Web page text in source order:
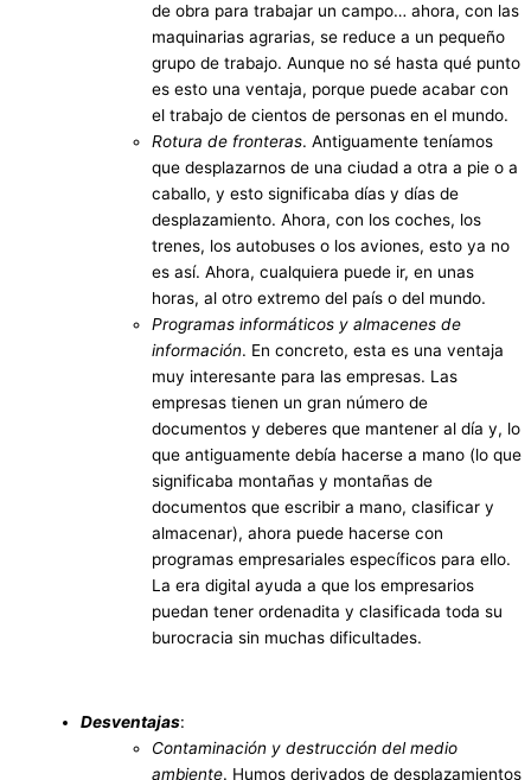
de obra para trabajar un campo… ahora, con las
maquinarias agrarias, se reduce a un pequeño
grupo de trabajo. Aunque no sé hasta qué punto
es esto una ventaja, porque puede acabar con
el trabajo de cientos de personas en el mundo.
Rotura de fronteras. Antiguamente teníamos
que desplazarnos de una ciudad a otra a pie o a
caballo, y esto significaba días y días de
desplazamiento. Ahora, con los coches, los
trenes, los autobuses o los aviones, esto ya no
es así. Ahora, cualquiera puede ir, en unas
horas, al otro extremo del país o del mundo.
Programas informáticos y almacenes de
información. En concreto, esta es una ventaja
muy interesante para las empresas. Las
empresas tienen un gran número de
documentos y deberes que mantener al día y, lo
que antiguamente debía hacerse a mano (lo que
significaba montañas y montañas de
documentos que escribir a mano, clasificar y
almacenar), ahora puede hacerse con
programas empresariales específicos para ello.
La era digital ayuda a que los empresarios
puedan tener ordenadita y clasificada toda su
burocracia sin muchas dificultades.
Desventajas:
Contaminación y destrucción del medio
ambiente. Humos derivados de desplazamientos